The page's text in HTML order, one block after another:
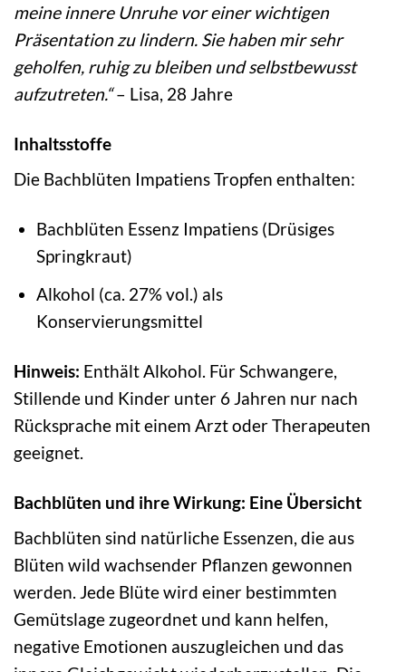
meine innere Unruhe vor einer wichtigen
Präsentation zu lindern. Sie haben mir sehr
geholfen, ruhig zu bleiben und selbstbewusst
aufzutreten.“– Lisa, 28 Jahre
Inhaltsstoffe
Die Bachblüten Impatiens Tropfen enthalten:
Bachblüten Essenz Impatiens (Drüsiges
Springkraut)
Alkohol (ca. 27% vol.) als
Konservierungsmittel
Hinweis: Enthält Alkohol. Für Schwangere,
Stillende und Kinder unter 6 Jahren nur nach
Rücksprache mit einem Arzt oder Therapeuten
geeignet.
Bachblüten und ihre Wirkung: Eine Übersicht
Bachblüten sind natürliche Essenzen, die aus
Blüten wild wachsender Pflanzen gewonnen
werden. Jede Blüte wird einer bestimmten
Gemütslage zugeordnet und kann helfen,
negative Emotionen auszugleichen und das